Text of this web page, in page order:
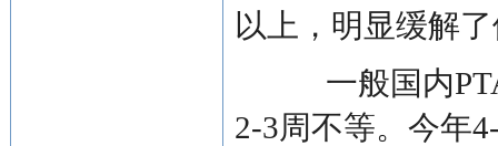
以上，明显缓解
一般国内PTA
2-3周不等。今年